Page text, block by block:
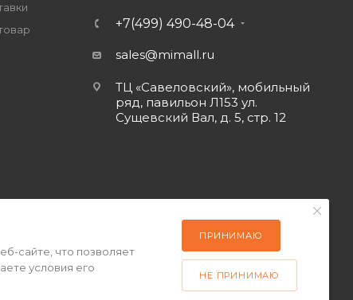
+7(499) 490-48-04
sales@mimall.ru
ТЦ «Савеловский», мобильный
ряд, павильон Л153 ул.
Сущевский Вал, д. 5, стр. 12
сайте, что позволяет
условия его
ПРИНИМАЮ
НЕ ПРИНИМАЮ